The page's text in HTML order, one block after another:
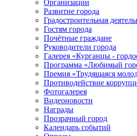
Организации
Развитие города
Градостроительная
Гостям города
Почётные граждане
Руководители города
Галерея «Курганцы -
Программа «Любимый
Премия «Трудящаяся
Противодействие
Фотогалерея
Видеоновости
Награды
Прозрачный город
Календарь событий